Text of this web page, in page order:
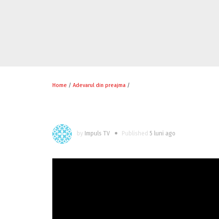
Home / Adevarul din preajma /
by Impuls TV Published 5 luni ago